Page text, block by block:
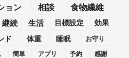
ョン 相談
食物繊維
継続 生活 目標設定
効果
ド 体重 睡眠
お守り
簡単 アプリ 予約
感謝